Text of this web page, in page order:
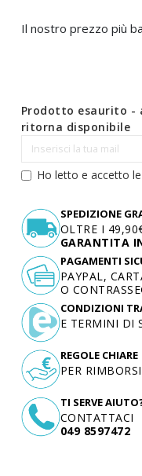
Il nostro prezzo più
Prodotto esaurito -
ritorna disponibile
Ho letto e accetto
SPEDIZIONE
OLTRE I
GARANTITA
TI SERVE
CONTATTACI
049 8597472
PAGAMENTI
PAYPAL,
O
CONDIZIONI
E TERMINI DI
REGOLE CHIARE
PER